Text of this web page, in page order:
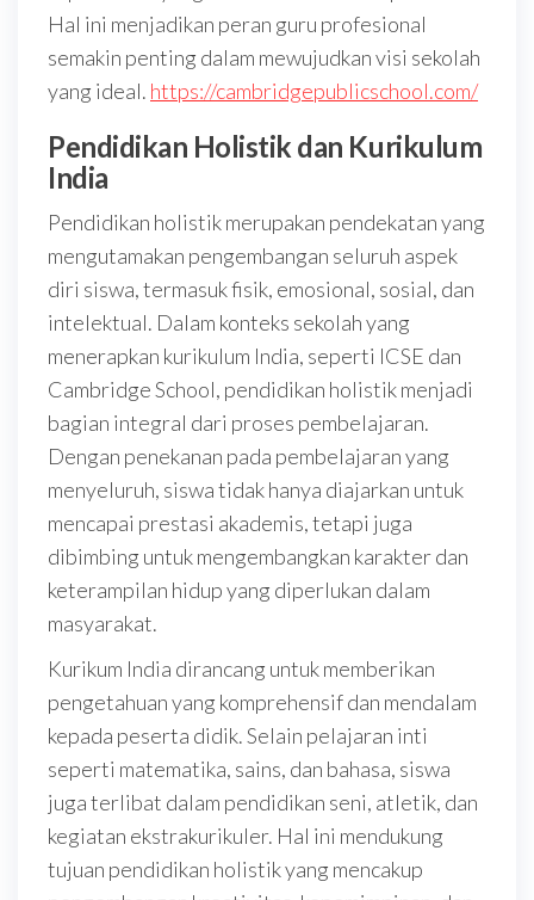
Hal ini menjadikan peran guru profesional
semakin penting dalam mewujudkan visi sekolah
yang ideal. https://cambridgepublicschool.com/
Pendidikan Holistik dan Kurikulum
India
Pendidikan holistik merupakan pendekatan yang
mengutamakan pengembangan seluruh aspek
diri siswa, termasuk fisik, emosional, sosial, dan
intelektual. Dalam konteks sekolah yang
menerapkan kurikulum India, seperti ICSE dan
Cambridge School, pendidikan holistik menjadi
bagian integral dari proses pembelajaran.
Dengan penekanan pada pembelajaran yang
menyeluruh, siswa tidak hanya diajarkan untuk
mencapai prestasi akademis, tetapi juga
dibimbing untuk mengembangkan karakter dan
keterampilan hidup yang diperlukan dalam
masyarakat.
Kurikum India dirancang untuk memberikan
pengetahuan yang komprehensif dan mendalam
kepada peserta didik. Selain pelajaran inti
seperti matematika, sains, dan bahasa, siswa
juga terlibat dalam pendidikan seni, atletik, dan
kegiatan ekstrakurikuler. Hal ini mendukung
tujuan pendidikan holistik yang mencakup